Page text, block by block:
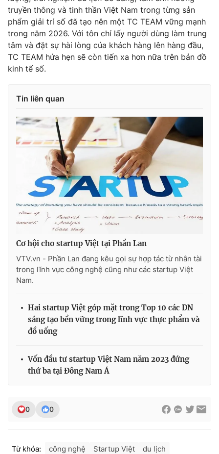
truyền thông và tinh thần Việt Nam trong từng sản
phẩm giải trí số đã tạo nên một TC TEAM vững mạnh
trong năm 2026. Với tôn chỉ lấy người dùng làm trung
tâm và đặt sự hài lòng của khách hàng lên hàng đầu,
TC TEAM hứa hẹn sẽ còn tiến xa hơn nữa trên bản đồ
kinh tế số.
Tin liên quan
Cơ hội cho startup Việt tại Phần Lan
VTV.vn - Phần Lan đang kêu gọi sự hợp tác từ nhân tài
trong lĩnh vực công nghệ cũng như các startup Việt
Nam.
Hai startup Việt góp mặt trong Top 10 các DN
sáng tạo bền vững trong lĩnh vực thực phẩm và
đồ uống
Vốn đầu tư startup Việt Nam năm 2023 đứng
thứ ba tại Đông Nam Á
0 0
Từ khóa: công nghệ Startup Việt
du lịch